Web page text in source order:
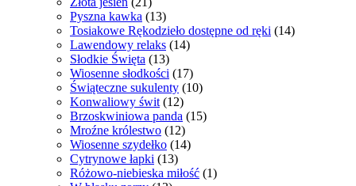
Pyszna kawka (13)
Tosiakowe Rękodzieło dostępne od ręki (14)
Lawendowy relaks (14)
Słodkie Święta (13)
Wiosenne słodkości (17)
Świąteczne sukulenty (10)
Konwaliowy świt (12)
Brzoskwiniowa panda (15)
Mroźne królestwo (12)
Wiosenne szydełko (14)
Cytrynowe łapki (13)
Różowo-niebieska miłość (1)